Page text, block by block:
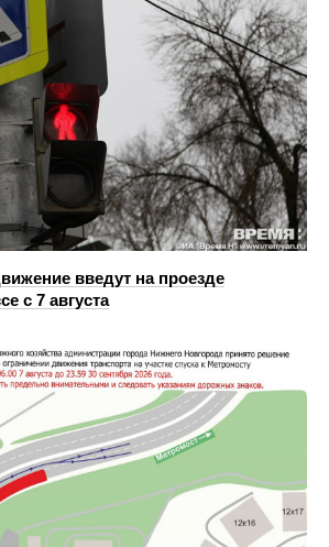
введут на проезде
с 7 августа